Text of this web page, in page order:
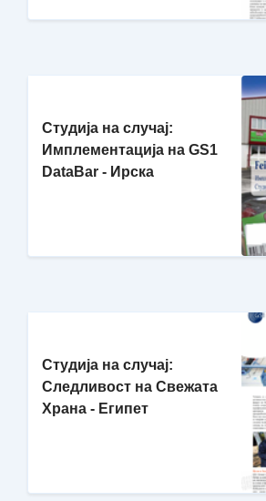
Студија на случај:
Имплементација на GS1
DataBar - Ирска
Студија на случај:
Следливост на Свежата
Храна - Египет